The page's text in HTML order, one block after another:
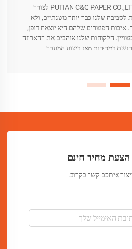
אנו משתמשים בחברת PUTIAN C&Q PAPER CO.,LTD לצורך
לסביבה שלנו כבר יותר משנתיים, ולא
איכות המוצרים שלהם היא יוצאת דופן,
הלקוחות שלנו אוהבים את ההאריזה
במכירות מאז ביצוע המעבר.
הצעת מחיר חינם
ייצור איתכם קשר בקרוב.